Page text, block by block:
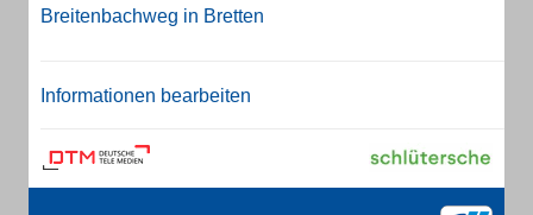
Breitenbachweg in Bretten
Informationen bearbeiten